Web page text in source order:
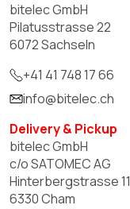
bitelec GmbH
Pilatusstrasse 22
6072 Sachseln
+41 41 748 17 66
info@bitelec.ch
Delivery & Pickup
bitelec GmbH
c/o SATOMEC AG
Hinterbergstrasse 11
6330 Cham